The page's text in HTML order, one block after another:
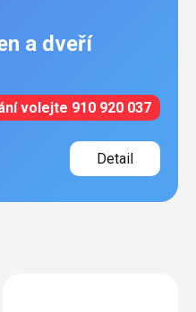
a dveří
volejte 910 920 037
Detail